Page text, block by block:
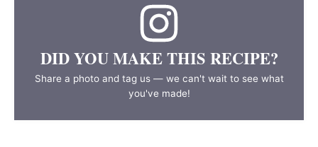
DID YOU MAKE THIS RECIPE?
Share a photo and tag us — we can't wait to see what
you've made!